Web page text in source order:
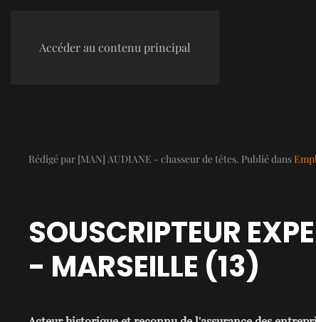
Accéder au contenu principal
Rédigé par [MAN] AUDIANE - chasseur de têtes. Publié dans
SOUSCRIPTEUR
- MARSEILLE (13)